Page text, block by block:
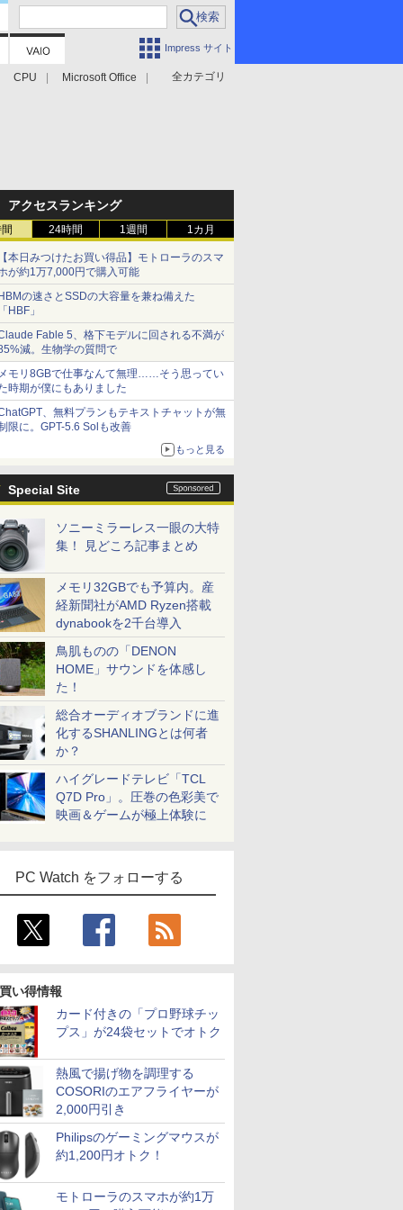
Impress サイト
全カテゴリ
CPU Microsoft Office
アクセスランキング
24時間 1週間 1カ月
本日みつけたお買い得品】モトローラのスマ
が約1万7,000円で購入可能
の速さとSSDの大容量を兼ね備えた
HBF」
Fable 5、格下モデルに回される不満が
減。生物学の質問で
モリ8GBで仕事なんて無理……そう思ってい
時期が僕にもありました
、無料プランもテキストチャットが無
限に。GPT-5.6 Solも改善
もっと見る
Special Site
ソニーミラーレス一眼の大特
集！ 見どころ記事まとめ
メモリ32GBでも予算内。産
経新聞社がAMD Ryzen搭載
dynabookを2千台導入
鳥肌ものの「DENON
HOME」サウンドを体感し
た！
総合オーディオブランドに進
化するSHANLINGとは何者
か？
ハイグレードテレビ「TCL
Q7D Pro」。圧巻の色彩美で
映画＆ゲームが極上体験に
PC Watch をフォローする
い得情報
カード付きの「プロ野球チッ
プス」が24袋セットでオトク
熱風で揚げ物を調理する
COSORIのエアフライヤーが
2,000円引き
Philipsのゲーミングマウスが
約1,200円オトク！
モトローラのスマホが約1万